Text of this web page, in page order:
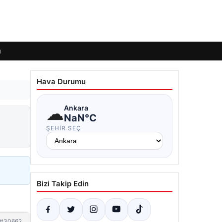
Hava Durumu
☁Ankara
NaN°C
ŞEHIR SEÇ
Bizi Takip Edin